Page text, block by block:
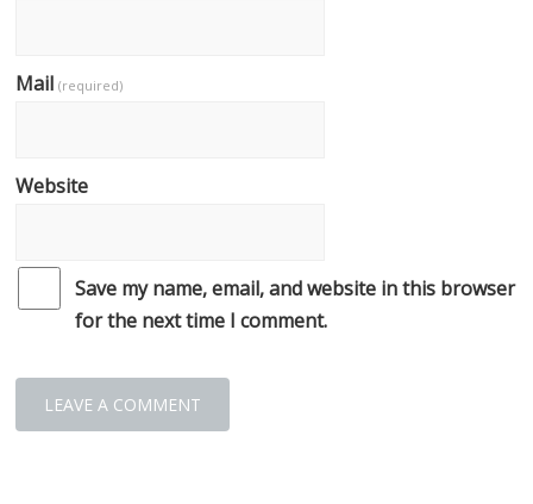
Mail(required)
Website
Save my name, email, and website in this browser
for the next time I comment.